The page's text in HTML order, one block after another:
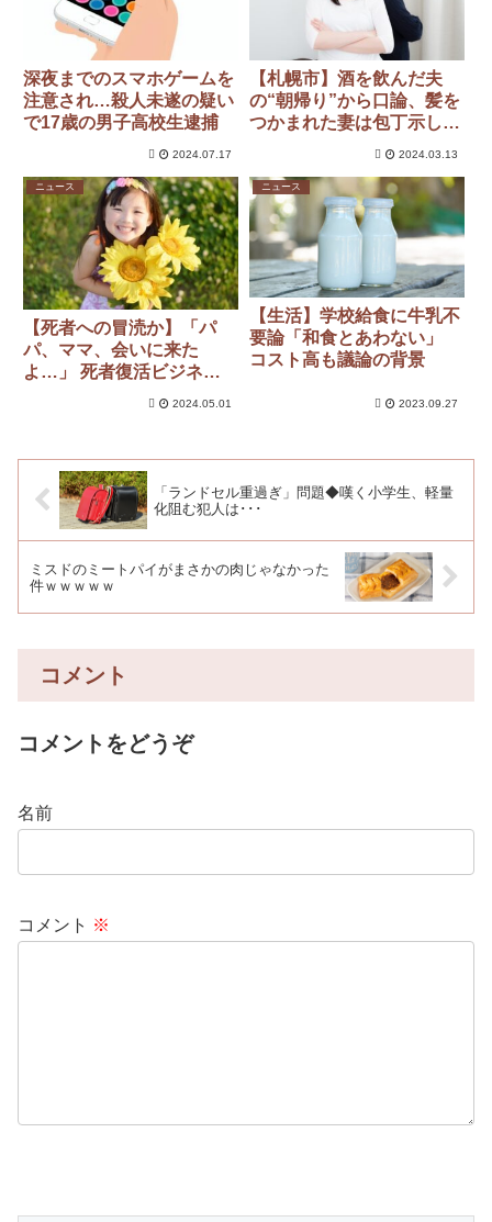
深夜までのスマホゲームを
注意され…殺人未遂の疑い
で17歳の男子高校生逮捕
2024.07.17
【札幌市】酒を飲んだ夫
の“朝帰り”から口論、髪を
つかまれた妻は包丁示して
って逮捕
2024.03.13
ニュース
【死者への冒涜か】「パ
パ、ママ、会いに来た
よ…」 死者復活ビジネス
2024.05.01
ニュース
【生活】学校給食に牛乳不
要論「和食とあわない」
コスト高も議論の背景
2023.09.27
「ランドセル重過ぎ」問題◆嘆く小学生、軽量
化阻む犯人は･･･
ミスドのミートパイがまさかの肉じゃなかった
件ｗｗｗｗｗ
コメント
コメントをどうぞ
名前
コメント ※